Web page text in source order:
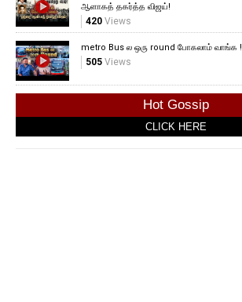
ஆளாகத் தகர்த்த விஜய்!
420Views
metro Bus ல ஒரு round போகலாம் வாங்க !
505Views
Hot Gossip
CLICK HERE